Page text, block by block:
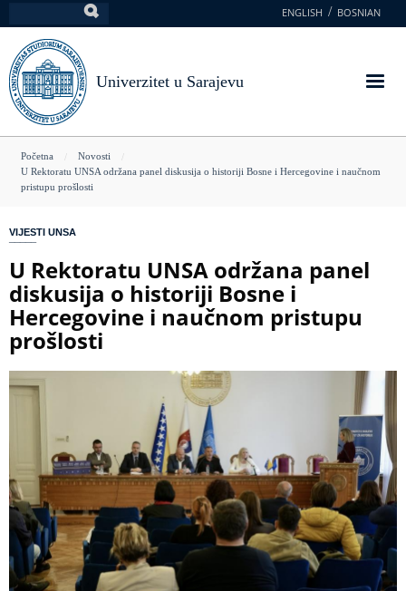
na
glavni
sadržaj
ENGLISH BOSNIAN
Univerzitet u Sarajevu
You
are
Početna
Novosti
U Rektoratu UNSA održana panel diskusija o historiji Bosne i Hercegovine i naučnom
pristupu prošlosti
VIJESTI UNSA
U Rektoratu UNSA održana panel
diskusija o historiji Bosne i
Hercegovine i naučnom pristupu
prošlosti